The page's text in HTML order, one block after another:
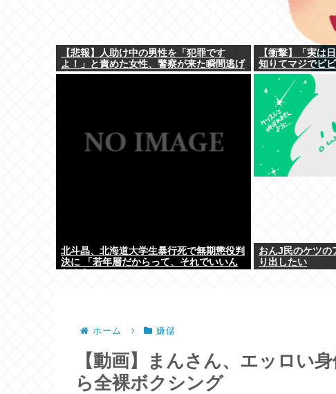
【悲報】人助け中の男性を「犯罪です
よ！」と責めた女性、警察が来た瞬間逃げ
る
【衝撃】「実は
知りてマジでビ
北斗晶、北海道大学生暴行死で無期懲役判
決に 「若年層だからって、それでいいん
おんJ民のケツの
り出したい
ホーム 嫌儲
【動画】まんさん、エッロい
ら全裸ボクシング